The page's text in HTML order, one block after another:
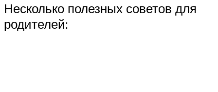
Несколько полезных советов для
родителей: